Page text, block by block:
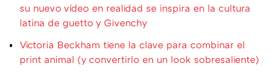
su nuevo vídeo en realidad se inspira en la cultura
latina de guetto y Givenchy
Victoria Beckham tiene la clave para combinar el
print animal (y convertirlo en un look sobresaliente)